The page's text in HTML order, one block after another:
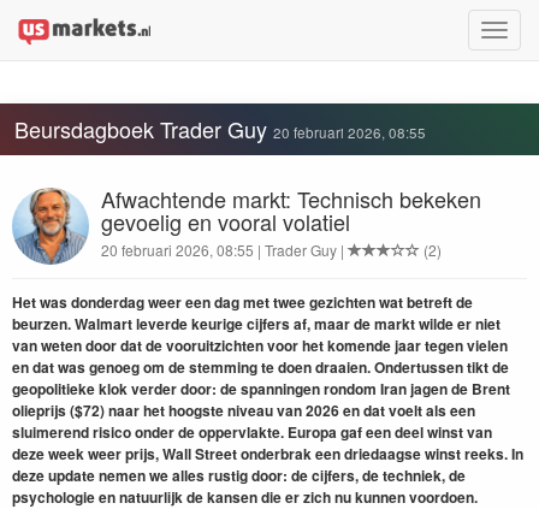
Toggle
Beursdagboek Trader Guy 20 februari 2026, 08:55
Afwachtende markt: Technisch bekeken
gevoelig en vooral volatiel
20 februari 2026, 08:55 | Trader Guy | (2)
Het was donderdag weer een dag met twee gezichten wat betreft de
beurzen. Walmart leverde keurige cijfers af, maar de markt wilde er niet
van weten door dat de vooruitzichten voor het komende jaar tegen vielen
en dat was genoeg om de stemming te doen draaien. Ondertussen tikt de
geopolitieke klok verder door: de spanningen rondom Iran jagen de Brent
olieprijs ($72) naar het hoogste niveau van 2026 en dat voelt als een
sluimerend risico onder de oppervlakte. Europa gaf een deel winst van
deze week weer prijs, Wall Street onderbrak een driedaagse winst reeks. In
deze update nemen we alles rustig door: de cijfers, de techniek, de
psychologie en natuurlijk de kansen die er zich nu kunnen voordoen.